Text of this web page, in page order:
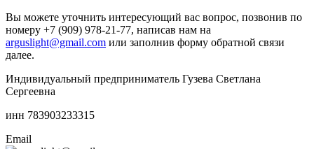
Вы можете уточнить интересующий вас вопрос, позвонив по
номеру +7 (909) 978-21-77, написав нам на
arguslight@gmail.com или заполнив форму обратной связи
далее.
Индивидуальный предприниматель Гузева Светлана
Сергеевна
инн 783903233315
Email